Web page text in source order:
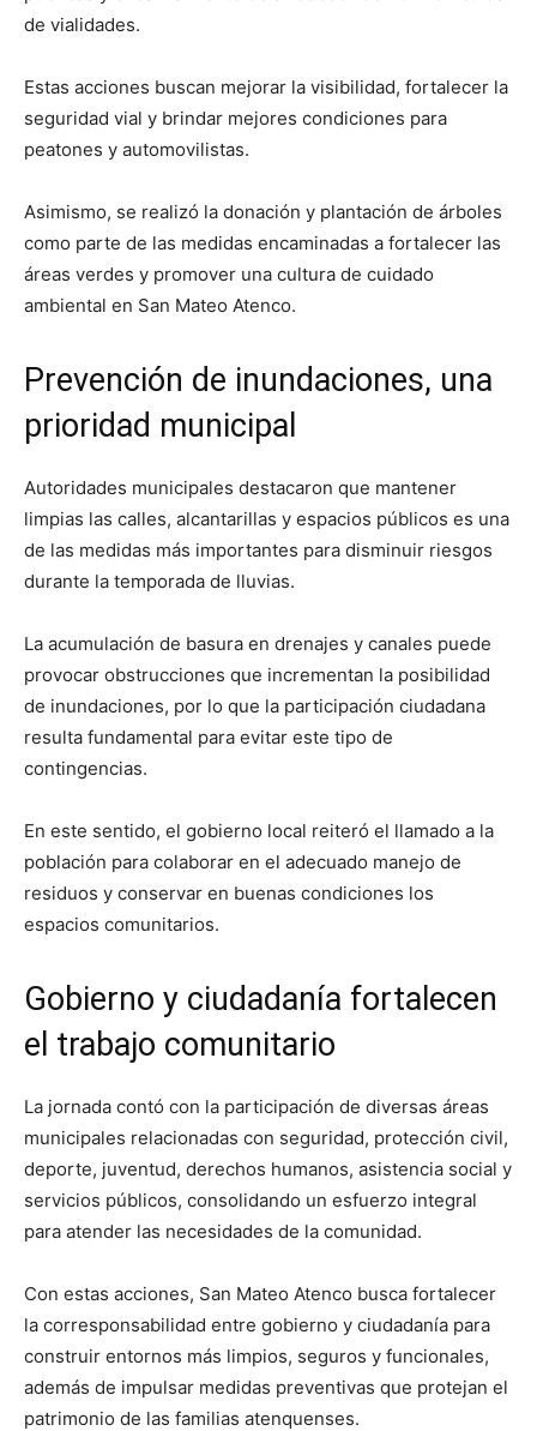
de vialidades.
Estas acciones buscan mejorar la visibilidad, fortalecer la
seguridad vial y brindar mejores condiciones para
peatones y automovilistas.
Asimismo, se realizó la donación y plantación de árboles
como parte de las medidas encaminadas a fortalecer las
áreas verdes y promover una cultura de cuidado
ambiental en San Mateo Atenco.
Prevención de inundaciones, una
prioridad municipal
Autoridades municipales destacaron que mantener
limpias las calles, alcantarillas y espacios públicos es una
de las medidas más importantes para disminuir riesgos
durante la temporada de lluvias.
La acumulación de basura en drenajes y canales puede
provocar obstrucciones que incrementan la posibilidad
de inundaciones, por lo que la participación ciudadana
resulta fundamental para evitar este tipo de
contingencias.
En este sentido, el gobierno local reiteró el llamado a la
población para colaborar en el adecuado manejo de
residuos y conservar en buenas condiciones los
espacios comunitarios.
Gobierno y ciudadanía fortalecen
el trabajo comunitario
La jornada contó con la participación de diversas áreas
municipales relacionadas con seguridad, protección civil,
deporte, juventud, derechos humanos, asistencia social y
servicios públicos, consolidando un esfuerzo integral
para atender las necesidades de la comunidad.
Con estas acciones, San Mateo Atenco busca fortalecer
la corresponsabilidad entre gobierno y ciudadanía para
construir entornos más limpios, seguros y funcionales,
además de impulsar medidas preventivas que protejan el
patrimonio de las familias atenquenses.